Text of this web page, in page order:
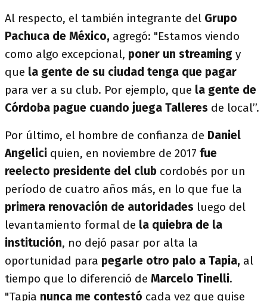
Al respecto, el también integrante del Grupo
Pachuca de México, agregó: "Estamos viendo
como algo excepcional, poner un streaming y
que la gente de su ciudad tenga que pagar
para ver a su club. Por ejemplo, que la gente de
Córdoba pague cuando juega Talleres de local”.
Por último, el hombre de confianza de Daniel
Angelici quien, en noviembre de 2017 fue
reelecto presidente del club cordobés por un
período de cuatro años más, en lo que fue la
primera renovación de autoridades luego del
levantamiento formal de la quiebra de la
institución, no dejó pasar por alta la
oportunidad para pegarle otro palo a Tapia, al
tiempo que lo diferenció de Marcelo Tinelli.
"Tapia nunca me contestó cada vez que quise